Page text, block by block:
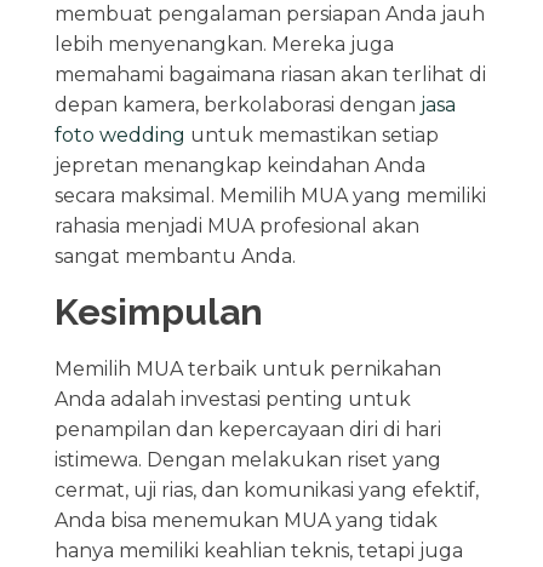
membuat pengalaman persiapan Anda jauh
lebih menyenangkan. Mereka juga
memahami bagaimana riasan akan terlihat di
depan kamera, berkolaborasi dengan jasa
foto wedding untuk memastikan setiap
jepretan menangkap keindahan Anda
secara maksimal. Memilih MUA yang memiliki
rahasia menjadi MUA profesional akan
sangat membantu Anda.
Kesimpulan
Memilih MUA terbaik untuk pernikahan
Anda adalah investasi penting untuk
penampilan dan kepercayaan diri di hari
istimewa. Dengan melakukan riset yang
cermat, uji rias, dan komunikasi yang efektif,
Anda bisa menemukan MUA yang tidak
hanya memiliki keahlian teknis, tetapi juga